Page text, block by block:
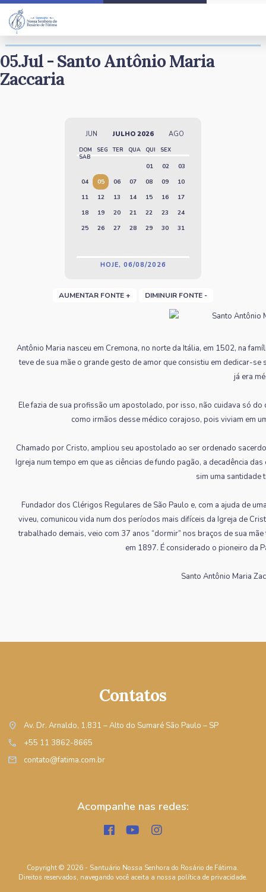
05.Jul - Santo Antônio Maria
Zaccaria
JUN JULHO 2026 AGO
DOM SEG TER QUA QUI
SEX
SAB
01 02
03
04
05 06 07 08 09
10
11
12 13 14 15 16
17
18
19 20 21 22 23
24
25
26 27 28 29 30 31
HOJE, 06/08/2026
AUMENTAR FONTE + DIMINUIR FONTE -
Antônio Maria nasceu em Cremona, no norte da Itália, em 1502, na
teve de sua mãe o grande gesto de amor que consistiu em dedicar-
já era
Ele fazia de sua profissão um apostolado, por isso, não cuidava só
como irmãos desse médico corajoso, pois viviam em
Chamado por Cristo, ampliou seu apostolado ao ser ordenado
Igreja num tempo em que as ciências de fundo pagão, a decadência
sim uma santidade
Fundador dos Clérigos Regulares de São Paulo e, com a ajuda de
viveu, comunicou vida num dos períodos mais difíceis da Igreja de
trabalhado demais, veio com 37 anos “dormir” nos braços de sua
em 1897. É considerado o pioneiro da
Santo Antônio Maria
Contatos
location_on Av. Dr. Arnaldo, 1.831 – Alto do Sumaré São Paulo – SP
call +55 11 3862-8665
mail contato@fatima.com.br
Acompanhe nas redes:
Copyright © 2026 - Santuário Nossa Senhora do Rosário de Fátima.
Direitos reservados, navegando você aceita a nossa política de privacidade.